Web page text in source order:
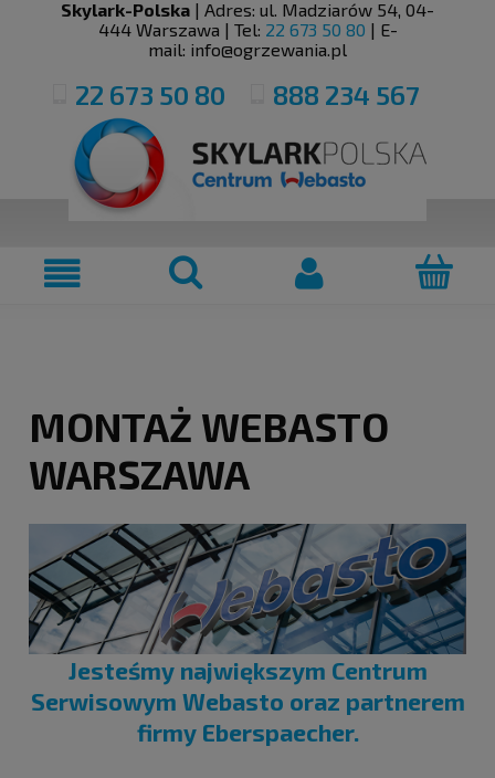
Skylark-Polska | Adres: ul. Madziarów 54, 04-
444 Warszawa | Tel: 22 673 50 80 | E-
mail: info@ogrzewania.pl
22 673 50 80 888 234 567
MONTAŻ WEBASTO
WARSZAWA
Jesteśmy największym Centrum
Serwisowym Webasto oraz partnerem
firmy Eberspaecher.